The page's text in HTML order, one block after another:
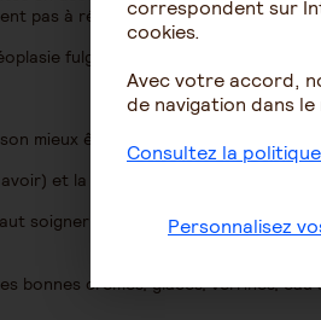
pas à réagir.
fulgurante ? Dépression sévère
mieux être c’est :
et la pallier.
soigner car la douleur morale est
bonnes crèmes, glaces, verrines,
correspondent sur
cookies.
Avec votre accord,
de navigation dans
Consultez la
Personnalisez